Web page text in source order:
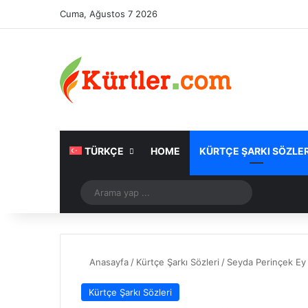
Cuma, Ağustos 7 2026
TÜRKÇE HOME KÜRTÇE ŞARKI
Rastgele Makale
yap
Anasayfa / Kürtçe Şarkı Sözleri / Seyda Perinçek
Kürtçe Şarkı Sözleri